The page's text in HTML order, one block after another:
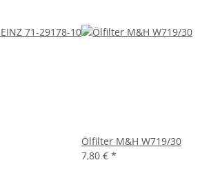
Ölfilter M&H W719/30
7,80 € *